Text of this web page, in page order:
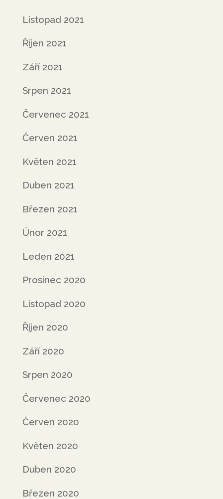
Listopad 2021
Říjen 2021
Září 2021
Srpen 2021
Červenec 2021
Červen 2021
Květen 2021
Duben 2021
Březen 2021
Únor 2021
Leden 2021
Prosinec 2020
Listopad 2020
Říjen 2020
Září 2020
Srpen 2020
Červenec 2020
Červen 2020
Květen 2020
Duben 2020
Březen 2020